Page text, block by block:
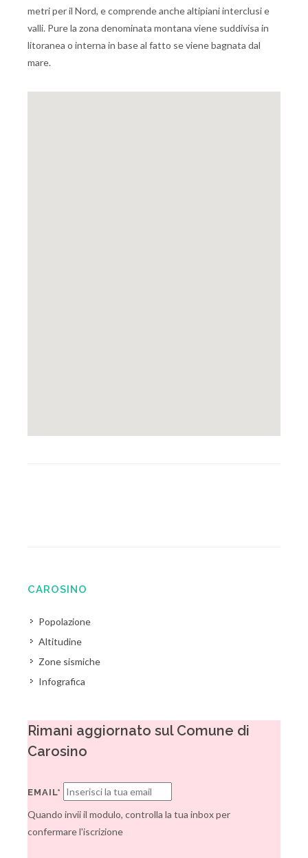
metri per il Nord, e comprende anche altipiani interclusi e
valli. Pure la zona denominata montana viene suddivisa in
litoranea o interna in base al fatto se viene bagnata dal
mare.
CAROSINO
Popolazione
Altitudine
Zone sismiche
Infografica
Rimani aggiornato sul Comune di
Carosino
EMAIL*
Quando invii il modulo, controlla la tua inbox per
confermare l'iscrizione